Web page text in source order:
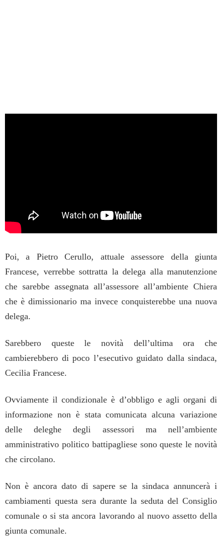
Poi, a Pietro Cerullo, attuale assessore della giunta
Francese, verrebbe sottratta la delega alla manutenzione
che sarebbe assegnata all’assessore all’ambiente Chiera
che è dimissionario ma invece conquisterebbe una nuova
delega.
Sarebbero queste le novità dell’ultima ora che
cambierebbero di poco l’esecutivo guidato dalla sindaca,
Cecilia Francese.
Ovviamente il condizionale è d’obbligo e agli organi di
informazione non è stata comunicata alcuna variazione
delle deleghe degli assessori ma nell’ambiente
amministrativo politico battipagliese sono queste le novità
che circolano.
Non è ancora dato di sapere se la sindaca annuncerà i
cambiamenti questa sera durante la seduta del Consiglio
comunale o si sta ancora lavorando al nuovo assetto della
giunta comunale.